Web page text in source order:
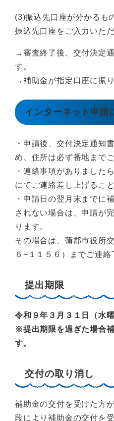
(3)振込先口座が分かるも
振込先口座をご入力いただ
→審査終了後、交付決定
す。
→補助金が指定口座に振り
インターネット申請
・申請後、交付決定通知
め、住所は必ず番地まで
・連絡事項がありました
にてご連絡差し上げるこ
・申請日の翌月末までに
されない場合は、申請が
ります。
その場合は、蒲郡市役所
６−１１５６）までご連絡
提出期限
令和９年３月３１日（水
※提出期限を過ぎた場合
す。
交付の取り消し
補助金の交付を受けた方
段により補助金の交付を